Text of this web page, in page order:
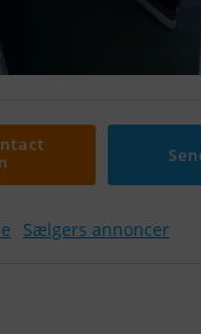
Sælgers annoncer